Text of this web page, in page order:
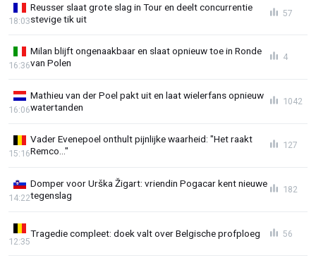
Reusser slaat grote slag in Tour en deelt concurrentie
stevige tik uit
18:03
57
Milan blijft ongenaakbaar en slaat opnieuw toe in Ronde
van Polen
16:36
4
Mathieu van der Poel pakt uit en laat wielerfans opnieuw
watertanden
16:06
1042
Vader Evenepoel onthult pijnlijke waarheid: "Het raakt
Remco..."
15:16
127
Domper voor Urška Žigart: vriendin Pogacar kent nieuwe
tegenslag
14:22
182
Tragedie compleet: doek valt over Belgische profploeg
12:35
56